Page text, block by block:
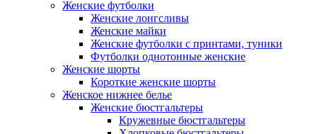
Женские футболки
Женские лонгсливы
Женские майки
Женские футболки с принтами, туники
Футболки однотонные женские
Женские шорты
Короткие женские шорты
Женское нижнее белье
Женские бюстгальтеры
Кружевные бюстгальтеры